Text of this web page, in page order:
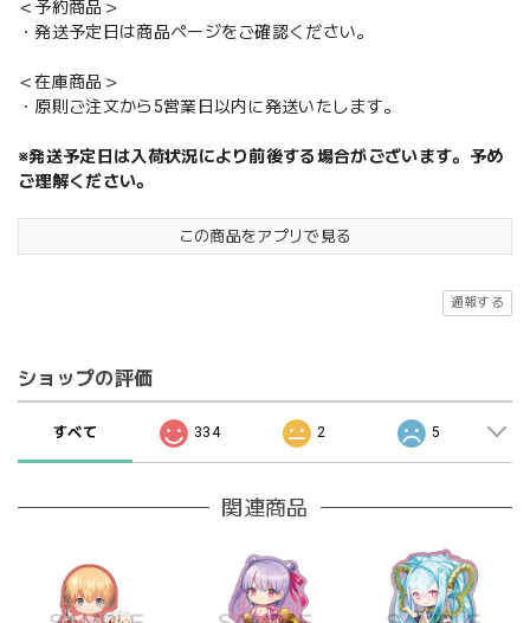
＜予約商品＞
・発送予定日は商品ページをご確認ください。
＜在庫商品＞
・原則ご注文から5営業日以内に発送いたします。
※発送予定日は入荷状況により前後する場合がございます。予め
ご理解ください。
この商品をアプリで見る
通報する
ショップの評価
すべて 334 2 5
関連商品